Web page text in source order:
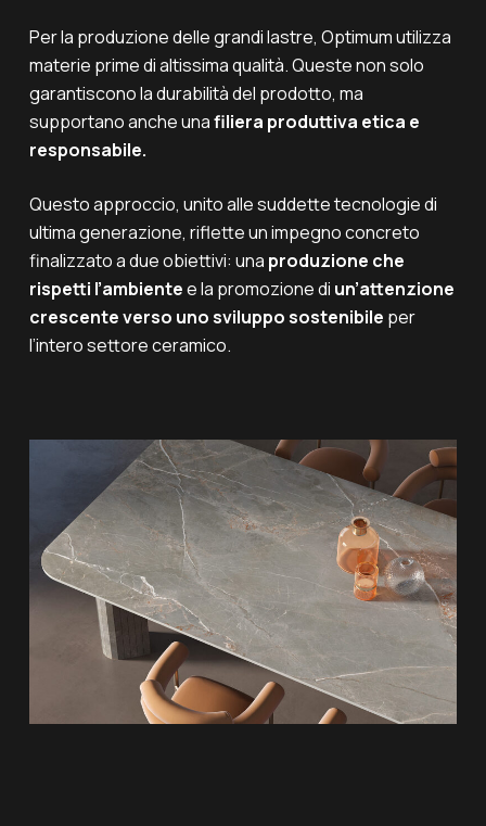
Per la produzione delle grandi lastre, Optimum utilizza
materie prime di altissima qualità. Queste non solo
garantiscono la durabilità del prodotto, ma
supportano anche unafiliera produttiva etica e
responsabile.
Questo approccio, unito alle suddette tecnologie di
ultima generazione, riflette un impegno concreto
finalizzato a due obiettivi: una produzione che
rispetti l’ambientee la promozione di un’attenzione
crescente verso uno sviluppo sostenibile per
l’intero settore ceramico.